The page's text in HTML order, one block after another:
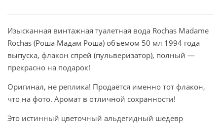
Изысканная винтажная туалетная вода Rochas Madame
Rochas (Роша Мадам Роша) объёмом 50 мл 1994 года
выпуска, флакон спрей (пульверизатор), полный —
прекрасно на подарок!
Оригинал, не реплика! Продаётся именно тот флакон,
что на фото. Аромат в отличной сохранности!
Это истинный цветочный альдегидный шедевр